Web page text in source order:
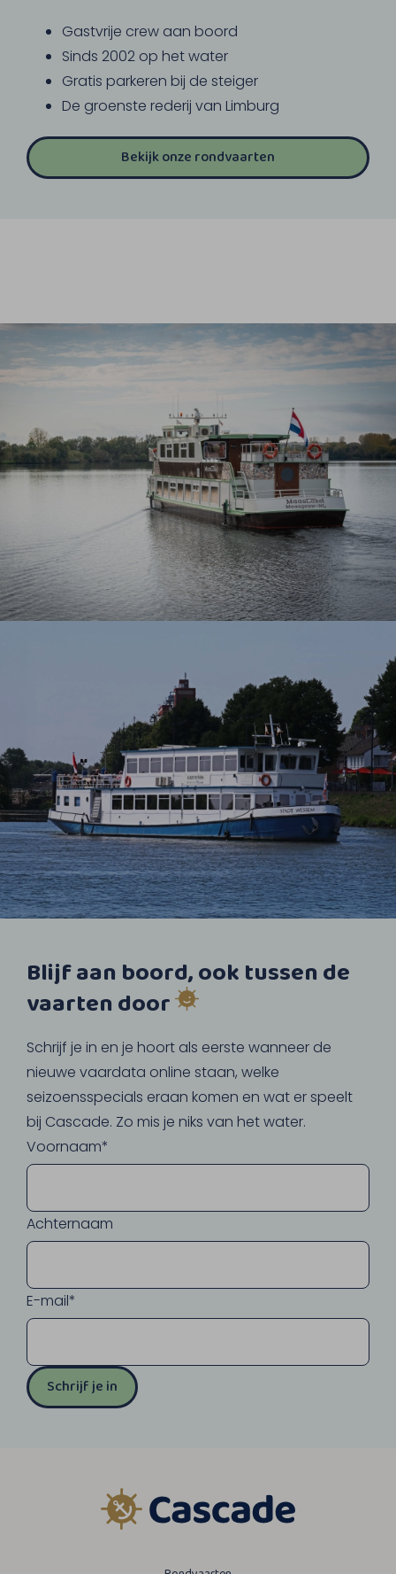
Gastvrije crew aan boord
Sinds 2002 op het water
Gratis parkeren bij de steiger
De groenste rederij van Limburg
Bekijk onze rondvaarten
Blijf aan boord, ook tussen de
vaarten door
Schrijf je in en je hoort als eerste wanneer de
nieuwe vaardata online staan, welke
seizoensspecials eraan komen en wat er speelt
bij Cascade. Zo mis je niks van het water.
Voornaam*
Achternaam
E-mail*
Schrijf je in